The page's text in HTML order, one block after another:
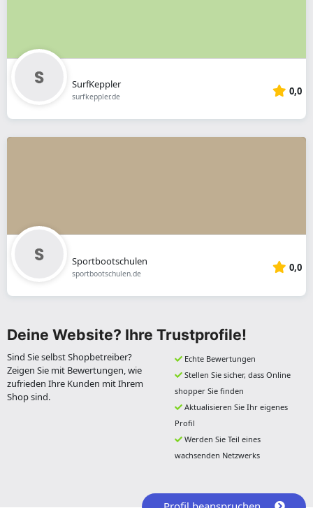
SurfKeppler
surfkeppler.de 0,0
Sportbootschulen
sportbootschulen.de 0,0
Deine Website? Ihre Trustprofile!
Sind Sie selbst Shopbetreiber?
Zeigen Sie mit Bewertungen, wie
zufrieden Ihre Kunden mit Ihrem
Shop sind.
Echte Bewertungen
Stellen Sie sicher, dass Online
shopper Sie finden
Aktualisieren Sie Ihr eigenes
Profil
Werden Sie Teil eines
wachsenden Netzwerks